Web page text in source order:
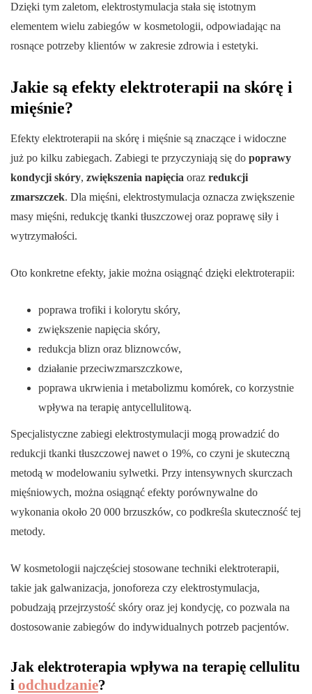
Dzięki tym zaletom, elektrostymulacja stała się istotnym
elementem wielu zabiegów w kosmetologii, odpowiadając na
rosnące potrzeby klientów w zakresie zdrowia i estetyki.
Jakie są efekty elektroterapii na skórę i
mięśnie?
Efekty elektroterapii na skórę i mięśnie są znaczące i widoczne
już po kilku zabiegach. Zabiegi te przyczyniają się do poprawy
kondycji skóry, zwiększenia napięcia oraz redukcji
zmarszczek. Dla mięśni, elektrostymulacja oznacza zwiększenie
masy mięśni, redukcję tkanki tłuszczowej oraz poprawę siły i
wytrzymałości.
Oto konkretne efekty, jakie można osiągnąć dzięki elektroterapii:
poprawa trofiki i kolorytu skóry,
zwiększenie napięcia skóry,
redukcja blizn oraz bliznowców,
działanie przeciwzmarszczkowe,
poprawa ukrwienia i metabolizmu komórek, co korzystnie
wpływa na terapię antycellulitową.
Specjalistyczne zabiegi elektrostymulacji mogą prowadzić do
redukcji tkanki tłuszczowej nawet o 19%, co czyni je skuteczną
metodą w modelowaniu sylwetki. Przy intensywnych skurczach
mięśniowych, można osiągnąć efekty porównywalne do
wykonania około 20 000 brzuszków, co podkreśla skuteczność tej
metody.
W kosmetologii najczęściej stosowane techniki elektroterapii,
takie jak galwanizacja, jonoforeza czy elektrostymulacja,
pobudzają przejrzystość skóry oraz jej kondycję, co pozwala na
dostosowanie zabiegów do indywidualnych potrzeb pacjentów.
Jak elektroterapia wpływa na terapię cellulitu
i odchudzanie?